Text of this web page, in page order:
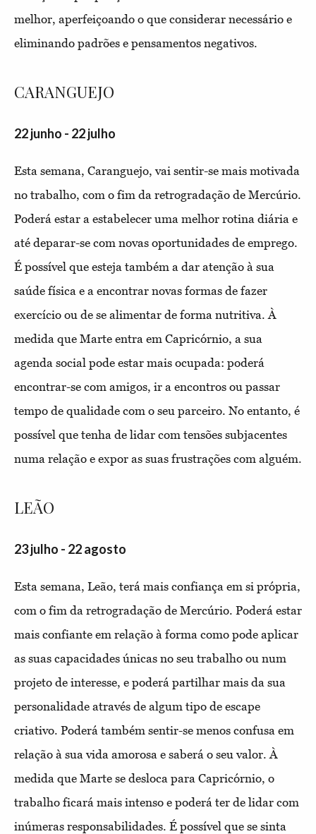
melhor, aperfeiçoando o que considerar necessário e
eliminando padrões e pensamentos negativos.
CARANGUEJO
22 junho - 22 julho
Esta semana, Caranguejo, vai sentir-se mais motivada
no trabalho, com o fim da retrogradação de Mercúrio.
Poderá estar a estabelecer uma melhor rotina diária e
até deparar-se com novas oportunidades de emprego.
É possível que esteja também a dar atenção à sua
saúde física e a encontrar novas formas de fazer
exercício ou de se alimentar de forma nutritiva. À
medida que Marte entra em Capricórnio, a sua
agenda social pode estar mais ocupada: poderá
encontrar-se com amigos, ir a encontros ou passar
tempo de qualidade com o seu parceiro. No entanto, é
possível que tenha de lidar com tensões subjacentes
numa relação e expor as suas frustrações com alguém.
LEÃO
23 julho - 22 agosto
Esta semana, Leão, terá mais confiança em si própria,
com o fim da retrogradação de Mercúrio. Poderá estar
mais confiante em relação à forma como pode aplicar
as suas capacidades únicas no seu trabalho ou num
projeto de interesse, e poderá partilhar mais da sua
personalidade através de algum tipo de escape
criativo. Poderá também sentir-se menos confusa em
relação à sua vida amorosa e saberá o seu valor. À
medida que Marte se desloca para Capricórnio, o
trabalho ficará mais intenso e poderá ter de lidar com
inúmeras responsabilidades. É possível que se sinta